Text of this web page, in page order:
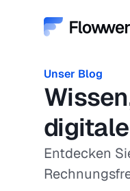
Unser Blog
Entdecken